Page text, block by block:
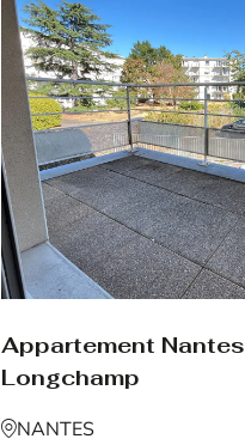
Appartement Nantes
Longchamp
NANTES